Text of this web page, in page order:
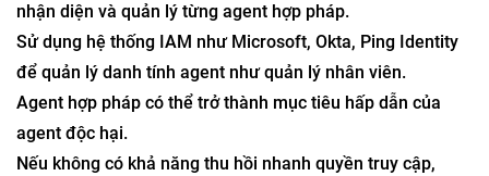
nhận diện và quản lý từng agent hợp pháp.
Sử dụng hệ thống IAM như Microsoft, Okta, Ping Identity
để quản lý danh tính agent như quản lý nhân viên.
Agent hợp pháp có thể trở thành mục tiêu hấp dẫn của
agent độc hại.
Nếu không có khả năng thu hồi nhanh quyền truy cập,